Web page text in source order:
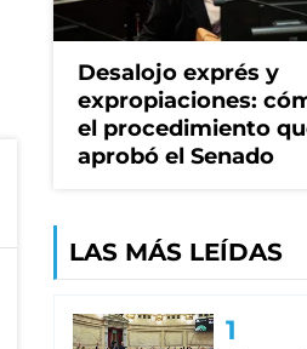
Desalojo exprés y
expropiaciones:
el procedimiento
aprobó el Senado
LAS MÁS LEÍDAS